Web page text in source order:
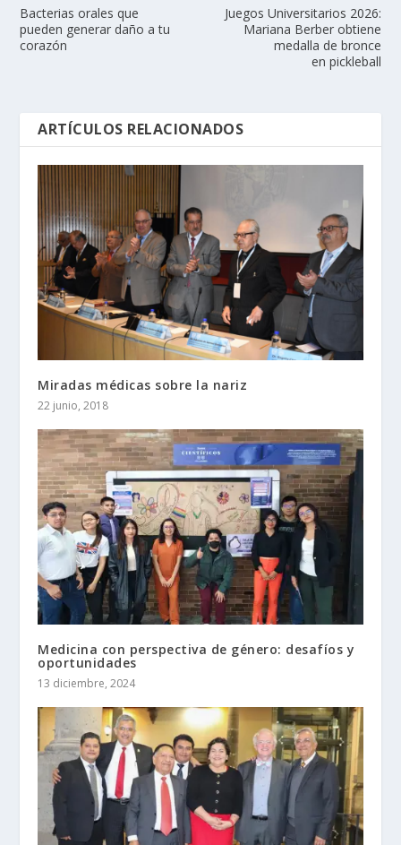
Bacterias orales que
pueden generar daño a tu
corazón
Juegos Universitarios 2026:
Mariana Berber obtiene
medalla de bronce
en pickleball
ARTÍCULOS RELACIONADOS
Miradas médicas sobre la nariz
22 junio, 2018
Medicina con perspectiva de género: desafíos y
oportunidades
13 diciembre, 2024